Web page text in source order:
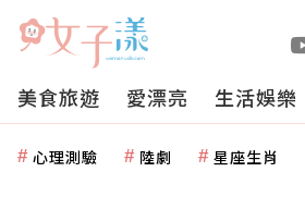
美食旅遊 愛漂亮 生活娛樂
心理測驗 陸劇 星座生肖